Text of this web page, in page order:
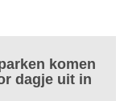
komen
dagje uit in